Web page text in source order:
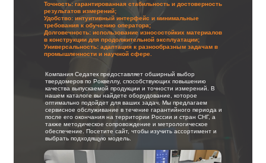
Компания Седатек предоставляет обширный выбор
твердомеров по Роквеллу, способствующих повышению
качества выпускаемой продукции и точности измерений. В
нашем каталоге вы найдете оборудование, которое
оптимально подойдет для ваших задач. Мы предлагаем
сервисное обслуживание в течение гарантийного периода и
после его окончания на территории России и стран СНГ, а
также методическое сопровождение и метрологическое
обеспечение. Посетите сайт, чтобы изучить ассортимент и
выбрать подходящую модель.
Точность: гарантированная стабильность и достоверность
результатов измерений;
Удобство: интуитивный интерфейс и минимальные
требования к обучению оператора;
Долговечность: использование износостойких материалов
в конструкции для продолжительной эксплуатации;
Универсальность: адаптация к разнообразным задачам в
промышленности и научной сфере.